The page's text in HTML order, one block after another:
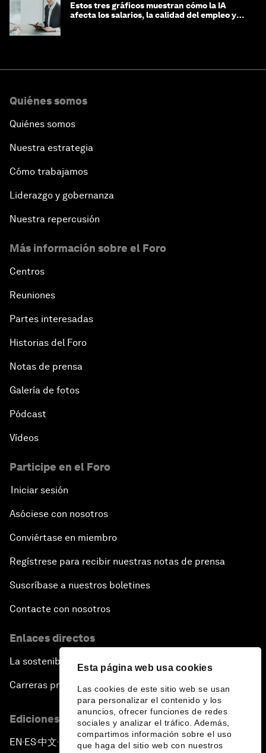
Esta página web usa cookies
Las cookies de este sitio web se usan
para personalizar el contenido y los
anuncios, ofrecer funciones de redes
sociales y analizar el tráfico. Además,
compartimos información sobre el uso
que haga del sitio web con nuestros
Estos tres gráficos muestran cómo la IA
afecta los salarios, la calidad del empleo y
Quiénes somos
Quiénes somos
Nuestra estrategia
Cómo trabajamos
Liderazgo y gobernanza
Nuestra repercusión
Más información sobre el Foro
Centros
Reuniones
Partes interesadas
Historias del Foro
Notas de prensa
Galería de fotos
Pódcast
Vídeos
Participe en el Foro
Iniciar sesión
Asóciese con nosotros
Conviértase en miembro
Regístrese para recibir nuestras notas de prensa
Suscríbase a nuestros boletines
Contacte con nosotros
Enlaces directos
La sostenibilidad en el Foro
Carreras profesionales
Ediciones en otros idiomas
EN ▪ES▪中文▪ 日本語